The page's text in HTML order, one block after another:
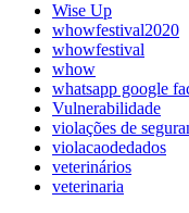
Wise Up
whowfestival2020
whowfestival
whow
whatsapp google
Vulnerabilidade
violações de
violacaodedados
veterinários
veterinaria